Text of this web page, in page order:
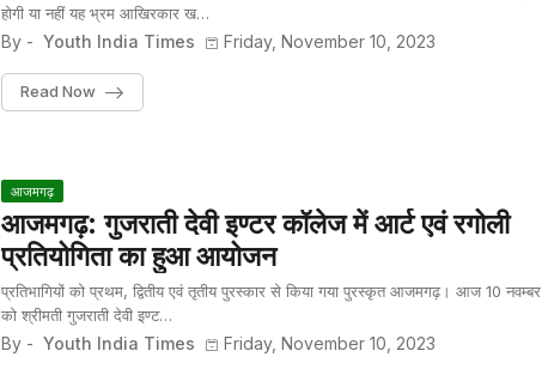
होगी या नहीं यह भ्रम आखिरकार ख…
By - Youth India Times Friday, November 10, 2023
Read Now
आजमगढ़
आजमगढ़: गुजराती देवी इण्टर कॉलेज में आर्ट एवं रगोली
प्रतियोगिता का हुआ आयोजन
प्रतिभागियों को प्रथम, द्वितीय एवं तृतीय पुरस्कार से किया गया पुरस्कृत आजमगढ़। आज 10 नवम्बर
को श्रीमती गुजराती देवी इण्ट…
By - Youth India Times Friday, November 10, 2023